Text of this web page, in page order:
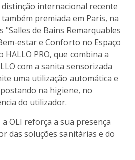
internacional recente
premiada em Paris, na
"Salles de Bains Remarquables
estar e Conforto no Espaço
HALLO PRO, que combina a
com a sanita sensorizada
uma utilização automática e
na higiene, no
do utilizador.
OLI reforça a sua presença
das soluções sanitárias e do